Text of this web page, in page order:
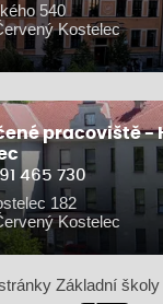
540
Kostelec
pracoviště -
465 730
182
Kostelec
Základní školy